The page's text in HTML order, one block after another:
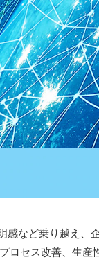
など乗り越え、
セス改善、生産